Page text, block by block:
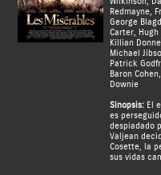
Redmayne,
George
Carter,
Killian
Michael
Patrick
Baron Cohen
Downie
Sinopsis:El
es
despiadado
Valjean
Cosette, la
sus vidas